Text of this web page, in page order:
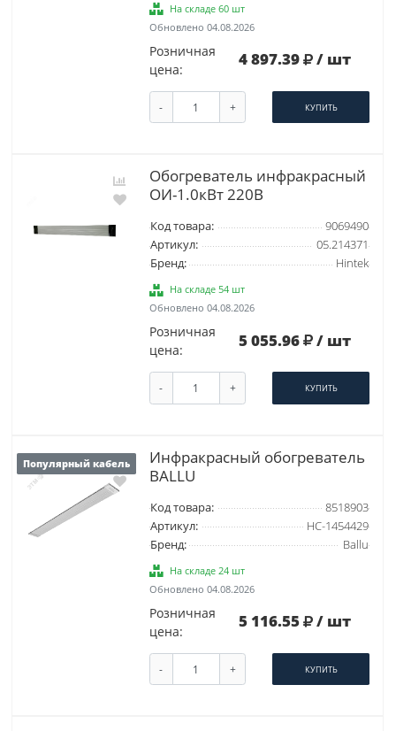
На складе 60 шт
Обновлено 04.08.2026
Розничная
цена:
4 897.39 / шт
- + КУПИТЬ
Обогреватель инфракрасный
ОИ-1.0кВт 220В
Код товара:
9069490
Артикул:
05.214371
Бренд:
Hintek
На складе 54 шт
Обновлено 04.08.2026
Розничная
цена:
5 055.96 / шт
- + КУПИТЬ
Популярный кабель
Инфракрасный обогреватель
BALLU
Код товара:
8518903
Артикул:
НС-1454429
Бренд:
Ballu
На складе 24 шт
Обновлено 04.08.2026
Розничная
цена:
5 116.55 / шт
- + КУПИТЬ